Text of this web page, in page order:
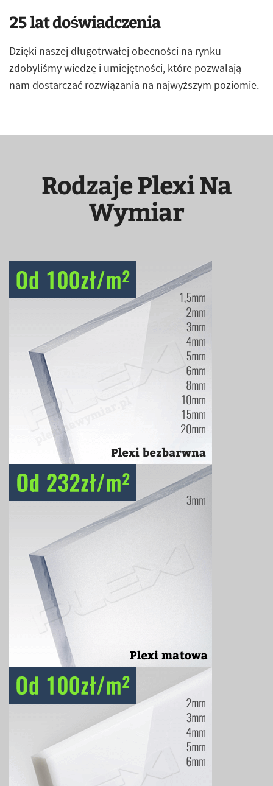
25 lat doświadczenia
Dzięki naszej długotrwałej obecności na rynku
zdobyliśmy wiedzę i umiejętności, które pozwalają
nam dostarczać rozwiązania na najwyższym poziomie.
Rodzaje Plexi Na
Wymiar